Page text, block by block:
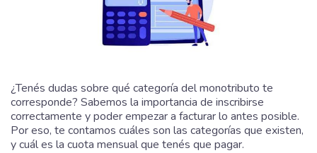
¿Tenés dudas sobre qué categoría del monotributo te
corresponde? Sabemos la importancia de inscribirse
correctamente y poder empezar a facturar lo antes posible.
Por eso, te contamos cuáles son las categorías que existen,
y cuál es la cuota mensual que tenés que pagar.